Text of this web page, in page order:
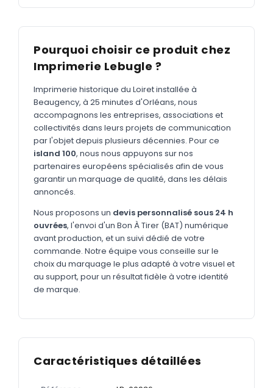
MARQUAGE TEXTILE
Tee-shirts
Polos Nouveau
Sweatshirts
GOODIES
Catalogue complet Nouveau
Bureau & écriture
Sacs & voyages
Verres & déjeuner
Technologie
Vêtements
Outils & porte-clés
Cuisine
Pourquoi choisir ce produit chez
Imprimerie Lebugle ?
Imprimerie historique du Loiret installée à
Beaugency, à 25 minutes d'Orléans, nous
accompagnons les entreprises, associations et
collectivités dans leurs projets de communication
par l'objet depuis plusieurs décennies. Pour ce
island 100, nous nous appuyons sur nos
partenaires européens spécialisés afin de vous
garantir un marquage de qualité, dans les délais
annoncés.
Nous proposons un devis personnalisé sous 24 h
ouvrées, l'envoi d'un Bon À Tirer (BAT) numérique
avant production, et un suivi dédié de votre
commande. Notre équipe vous conseille sur le
choix du marquage le plus adapté à votre visuel et
au support, pour un résultat fidèle à votre identité
de marque.
Caractéristiques détaillées